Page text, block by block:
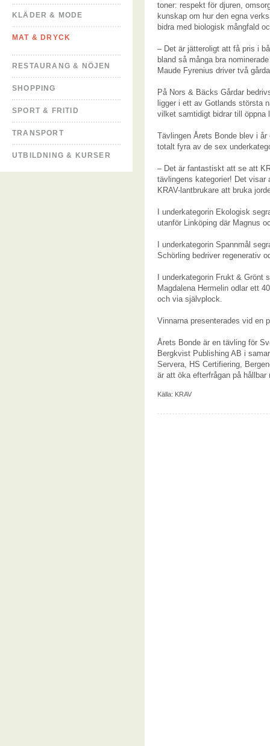
KLÄDER & MODE
MAT & DRYCK
RESTAURANG & NÖJEN
SHOPPING
SPORT & FRITID
TRANSPORT
UTBILDNING & KURSER
toner: respekt för djuren,
kunskap om hur den egna
bidra med biologisk mångfald
– Det är jätteroligt att få pris i
bland så många bra
Maude Fyrenius driver två
På Nors & Bäcks Gårdar
ligger i ett av Gotlands största
vilket samtidigt bidrar till öppna
Tävlingen Årets Bonde blev i år
totalt fyra av de sex
– Det är fantastiskt att se att
tävlingens kategorier! Det visar
KRAV-lantbrukare att bruka
I underkategorin Ekologisk
utanför Linköping där Magnus
I underkategorin Spannmål
Schörling bedriver regenerativ
I underkategorin Frukt & Grönt
Magdalena Hermelin odlar ett
och via självplock.
Vinnarna presenterades vid en
Årets Bonde är en tävling för
Bergkvist Publishing AB i
Servera, HS Certifiering,
är att öka efterfrågan på
Källa: KRAV